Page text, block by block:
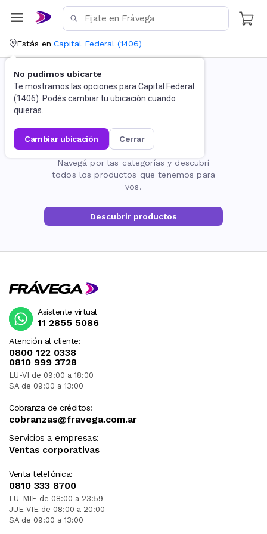
Estás en Capital Federal (1406)
No pudimos ubicarte
Te mostramos las opciones para Capital Federal
(1406). Podés cambiar tu ubicación cuando
quieras.
cambiar ubicación cerrar
La página no existe
Navegá por las categorías y descubrí
todos los productos que tenemos para
vos.
Descubrir productos
Atención al cliente:
0800 122 0338
0810 999 3728
LU-VI de 09:00 a 18:00
SA de 09:00 a 13:00
Cobranza de créditos:
cobranzas@fravega.com.ar
Servicios a empresas:
Ventas corporativas
Venta telefónica:
0810 333 8700
LU-MIE de 08:00 a 23:59
JUE-VIE de 08:00 a 20:00
SA de 09:00 a 13:00
Asistente virtual
11 2855 5086